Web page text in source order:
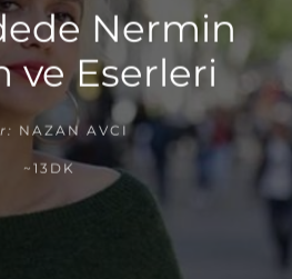
Nermin
ve Eserleri
NAZAN AVCI
~13DK